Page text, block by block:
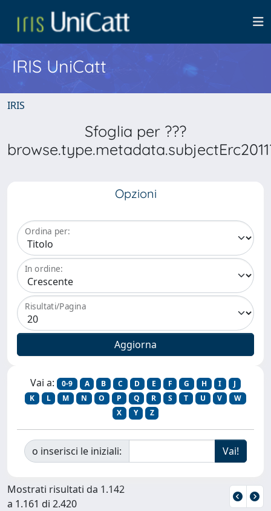
IRIS UniCatt
IRIS
Sfoglia per ???
Opzioni
Ordina per:
In ordine:
Risultati/Pagina
Vai a: 0-9 A B C D E F G H I
J
K
L M N O P Q R S T U V
W
X
Y Z
o inserisci le iniziali:
Mostrati risultati da 1.142
a 1.161 di 2.420